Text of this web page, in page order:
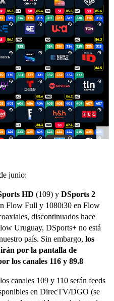
junio:
HD (109) y DSports 2
Flow Full y 1080i30 en Flow
discontinuados hace
Uruguay, DSports+ no está
país. Sin embargo, los
por la pantalla de
los canales 116 y 89.8
canales 109 y 110 serán feeds
en DirecTV/DGO (se